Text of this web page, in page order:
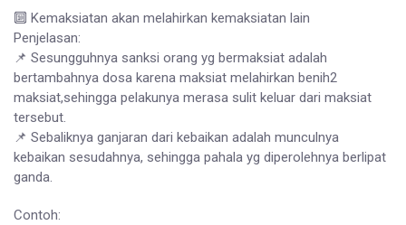
🔟 Kemaksiatan akan melahirkan kemaksiatan lain
Penjelasan:
📌 Sesungguhnya sanksi orang yg bermaksiat adalah
bertambahnya dosa karena maksiat melahirkan benih2
maksiat,sehingga pelakunya merasa sulit keluar dari maksiat
tersebut.
📌 Sebaliknya ganjaran dari kebaikan adalah munculnya
kebaikan sesudahnya, sehingga pahala yg diperolehnya berlipat
ganda.
Contoh: